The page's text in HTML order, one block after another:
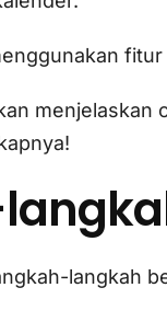
fitur
langkah